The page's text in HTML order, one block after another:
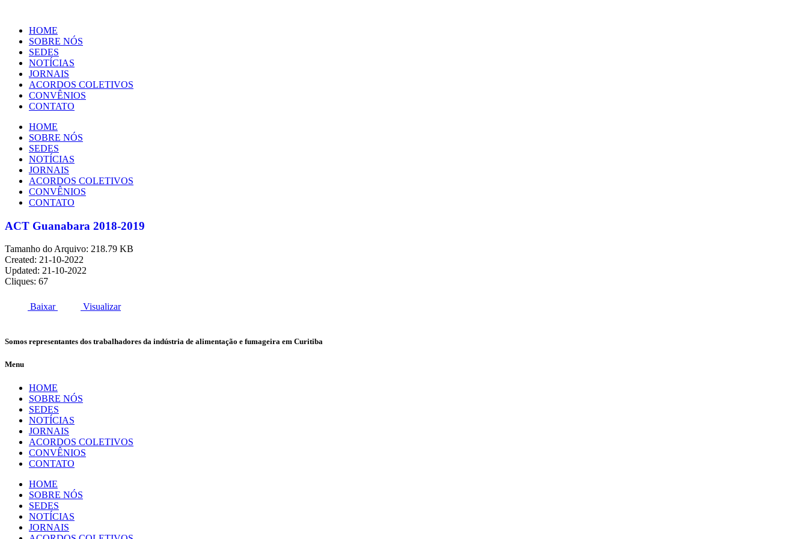
conteúdo
HOME
SOBRE NÓS
SEDES
NOTÍCIAS
JORNAIS
ACORDOS COLETIVOS
CONVÊNIOS
CONTATO
HOME
SOBRE NÓS
SEDES
NOTÍCIAS
JORNAIS
ACORDOS COLETIVOS
CONVÊNIOS
CONTATO
ACT Guanabara 2018-2019
Tamanho do Arquivo: 218.79 KB
Created: 21-10-2022
Updated: 21-10-2022
Cliques: 67
Baixar Visualizar
Somos representantes dos trabalhadores da indústria de alimentação e fumageira em Curitiba
Menu
HOME
SOBRE NÓS
SEDES
NOTÍCIAS
JORNAIS
ACORDOS COLETIVOS
CONVÊNIOS
CONTATO
HOME
SOBRE NÓS
SEDES
NOTÍCIAS
JORNAIS